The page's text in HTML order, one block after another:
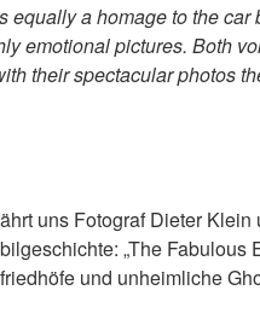
a homage to the car
emotional pictures. Both
their spectacular photos
uns Fotograf Dieter
„The
und unheimliche